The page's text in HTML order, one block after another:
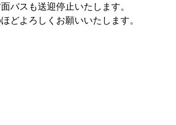
方面スクールバス 明石方面スクール
バスも送迎停止いたします。
どよろしくお願いいたします。